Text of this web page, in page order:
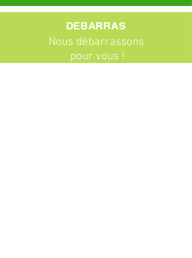
DEBARRAS
Nous débarrassons
pour vous !